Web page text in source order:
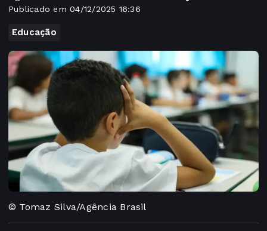
Publicado em 04/12/2025 16:36
Educação
© Tomaz Silva/Agência Brasil